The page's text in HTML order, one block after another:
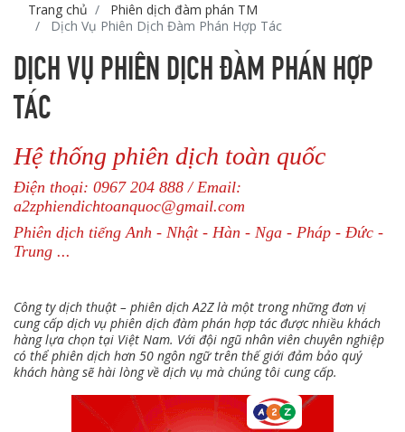
Trang chủ
Phiên dịch đàm phán TM
Dịch Vụ Phiên Dịch Đàm Phán Hợp Tác
DỊCH VỤ PHIÊN DỊCH ĐÀM PHÁN HỢP
TÁC
Hệ thống phiên dịch toàn quốc
Điện thoại: 0967 204 888 / Email:
a2zphiendichtoanquoc@gmail.com
Phiên dịch tiếng Anh - Nhật - Hàn - Nga - Pháp - Đức -
Trung ...
Công ty dịch thuật – phiên dịch A2Z là một trong những đơn vị
cung cấp dịch vụ phiên dịch đàm phán hợp tác được nhiều khách
hàng lựa chọn tại Việt Nam. Với đội ngũ nhân viên chuyên nghiệp
có thể phiên dịch hơn 50 ngôn ngữ trên thế giới đảm bảo quý
khách hàng sẽ hài lòng về dịch vụ mà chúng tôi cung cấp.